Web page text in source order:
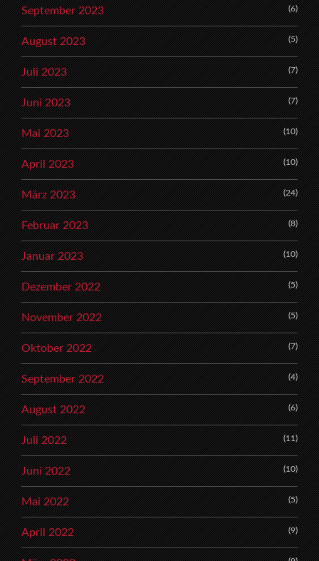
September 2023 (6)
August 2023 (5)
Juli 2023 (7)
Juni 2023 (7)
Mai 2023 (10)
April 2023 (10)
März 2023 (24)
Februar 2023 (8)
Januar 2023 (10)
Dezember 2022 (5)
November 2022 (5)
Oktober 2022 (7)
September 2022 (4)
August 2022 (6)
Juli 2022 (11)
Juni 2022 (10)
Mai 2022 (5)
April 2022 (9)